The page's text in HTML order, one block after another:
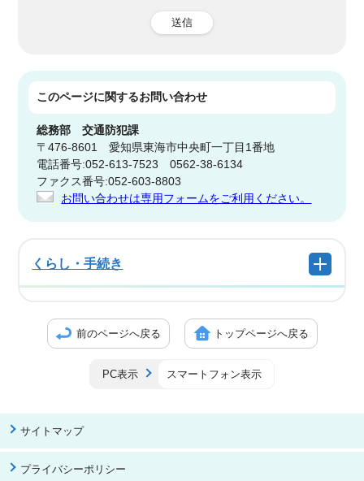
送信
このページに関するお問い合わせ
総務部交通防犯課
〒476-8601 愛知県東海市中央町一丁目1番地
電話番号:052-613-7523 0562-38-6134
ファクス番号:052-603-8803
お問い合わせは専用フォームをご利用ください。
くらし・手続き
前のページへ戻る トップページへ戻る
PC表示 スマートフォン表示
サイトマップ
プライバシーポリシー